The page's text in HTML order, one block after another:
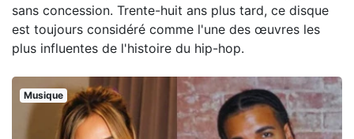
sans concession. Trente-huit ans plus tard, ce disque
est toujours considéré comme l'une des œuvres les
plus influentes de l'histoire du hip-hop.
Musique